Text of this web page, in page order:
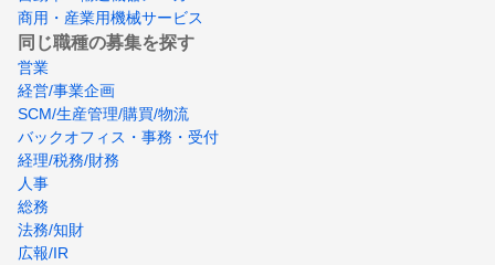
商用・産業用機械サービス
同じ職種の募集を探す
営業
経営/事業企画
SCM/生産管理/購買/物流
バックオフィス・事務・受付
経理/税務/財務
人事
総務
法務/知財
広報/IR